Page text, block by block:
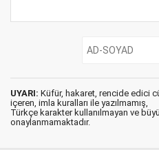
UYARI: Küfür, hakaret, rencide edici
içeren, imla kuralları ile yazılmamış,
Türkçe karakter kullanılmayan ve
onaylanmamaktadır.